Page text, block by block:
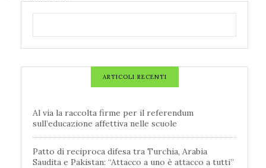
ARTICOLI RECENTI
Al via la raccolta firme per il referendum
sull’educazione affettiva nelle scuole
Patto di reciproca difesa tra Turchia, Arabia
Saudita e Pakistan: “Attacco a uno è attacco a tutti”